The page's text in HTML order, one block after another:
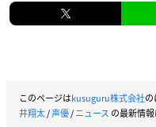
このページはkusuguru株式会社
井翔太/声優/ニュース の最新情